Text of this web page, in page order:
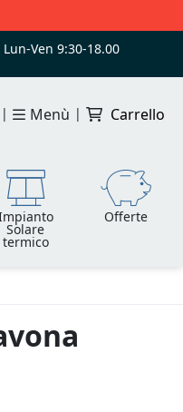
Ven 9:30-18.00
| Menù | Carrello
Solare
termico
Offerte